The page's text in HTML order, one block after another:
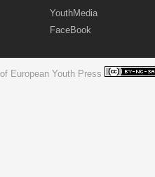
YouthMedia
FaceBook
European Youth Press